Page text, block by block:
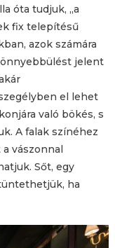
óta tudjuk, „a
fix telepítésű
azok számára
jelent
el lehet
való bökés, s
A falak színéhez
vászonnal
Sőt, egy
ha